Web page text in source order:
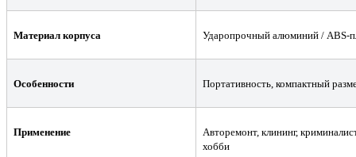
Материал корпуса Ударопрочный алюминий / ABS-
Особенности Портативность, компактный
Применение
Авторемонт, клининг,
хобби